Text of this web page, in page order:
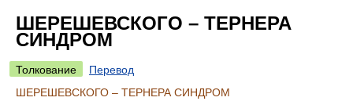
ШЕРЕШЕВСКОГО – ТЕРНЕРА
СИНДРОМ
Толкование
Перевод
ШЕРЕШЕВСКОГО – ТЕРНЕРА СИНДРОМ